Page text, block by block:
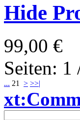
Hide
99,00 €
Seiten: 1
... 21 > >>|